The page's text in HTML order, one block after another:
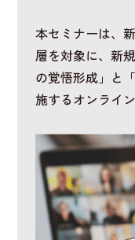
本セミナーは、
層を対象に、新
の覚悟形成」と
施するオンライ